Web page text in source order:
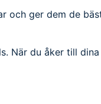
och ger dem de
När du åker till